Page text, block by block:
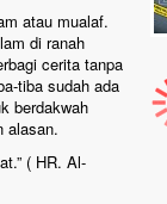
atau mualaf.
di ranah
cerita tanpa
tiba sudah ada
berdakwah
alasan.
( HR. Al-